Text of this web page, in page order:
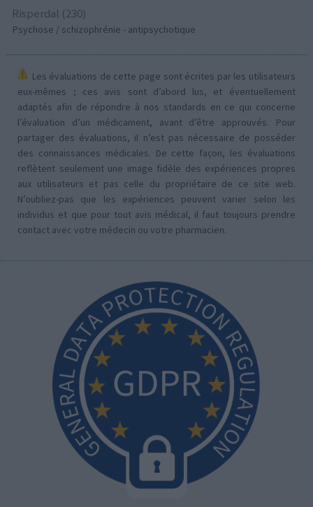
Risperdal (230)
Psychose / schizophrénie - antipsychotique
Les évaluations de cette page sont écrites par les utilisateurs
eux-mêmes ; ces avis sont d’abord lus, et éventuellement
adaptés afin de répondre à nos standards en ce qui concerne
l’évaluation d’un médicament, avant d’être approuvés. Pour
partager des évaluations, il n’est pas nécessaire de posséder
des connaissances médicales. De cette façon, les évaluations
reflètent seulement une image fidèle des expériences propres
aux utilisateurs et pas celle du propriétaire de ce site web.
N’oubliez-pas que les expériences peuvent varier selon les
individus et que pour tout avis médical, il faut toujours prendre
contact avec votre médecin ou votre pharmacien.